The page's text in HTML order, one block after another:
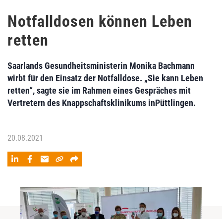
Notfalldosen können Leben
retten
Saarlands Gesundheitsministerin Monika Bachmann
wirbt für den Einsatz der Notfalldose. „Sie kann Leben
retten“, sagte sie im Rahmen eines Gespräches mit
Vertretern des Knappschaftsklinikums inPüttlingen.
20.08.2021